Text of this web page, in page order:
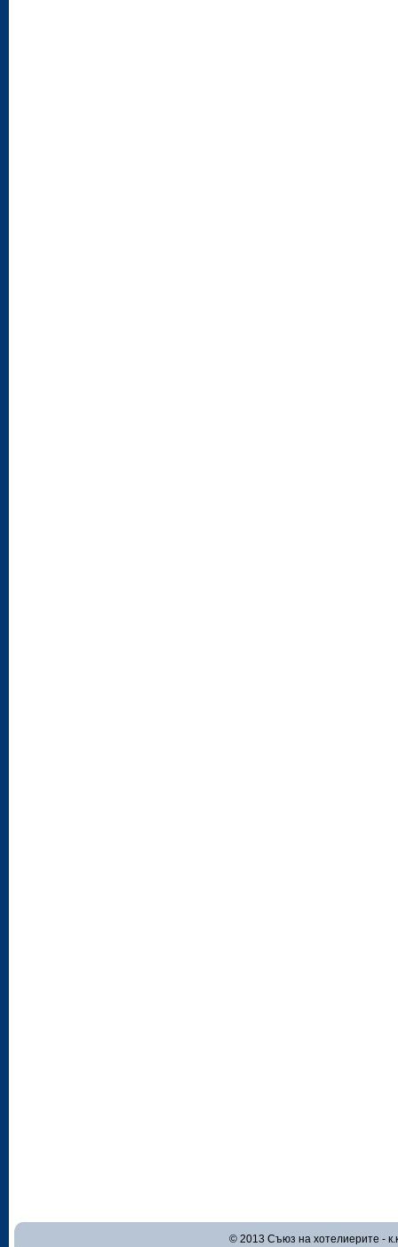
© 2013 Съюз на хотелиерите -